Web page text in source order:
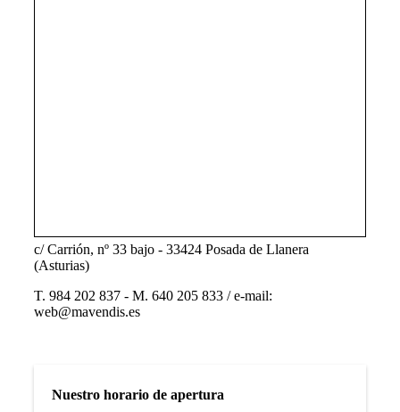
c/ Carrión, nº 33 bajo - 33424 Posada de Llanera
(Asturias)
T. 984 202 837 - M. 640 205 833 / e-mail:
web@mavendis.es
Nuestro horario de apertura